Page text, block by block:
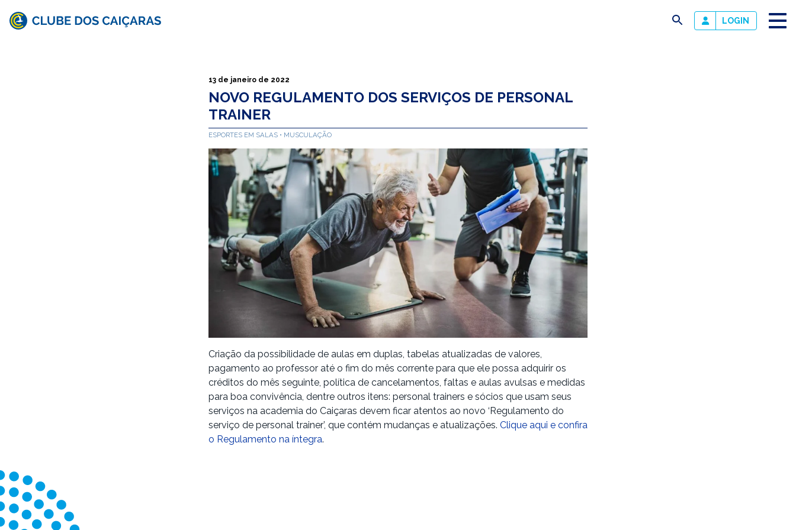
busca LOGIN
13 de janeiro de 2022
NOVO REGULAMENTO DOS SERVIÇOS DE PERSONAL
TRAINER
ESPORTES EM SALAS MUSCULAÇÃO
Criação da possibilidade de aulas em duplas, tabelas atualizadas de valores,
pagamento ao professor até o fim do mês corrente para que ele possa adquirir os
créditos do mês seguinte, política de cancelamentos, faltas e aulas avulsas e medidas
para boa convivência, dentre outros itens: personal trainers e sócios que usam seus
serviços na academia do Caiçaras devem ficar atentos ao novo ‘Regulamento do
serviço de personal trainer’, que contém mudanças e atualizações. Clique aqui e confira
o Regulamento na íntegra.